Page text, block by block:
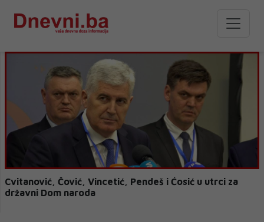
Cvitanović, Čović, Vincetić, Pendeš i Ćosić u utrci za
državni Dom naroda